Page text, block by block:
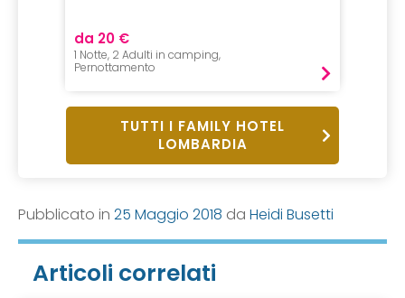
da 20 €
1 Notte, 2 Adulti in camping,
Pernottamento
TUTTI I FAMILY HOTEL
LOMBARDIA
Pubblicato in 25 Maggio 2018 da Heidi Busetti
Articoli correlati